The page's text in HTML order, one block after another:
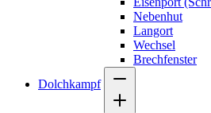
Nebenhut
Langort
Wechsel
Brechfenster
Dolchkampf